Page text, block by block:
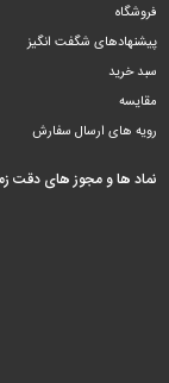
فروشگاه
پیشنهادهای شگفت انگیز
سبد خرید
مقایسه
رویه های ارسال سفارش
نماد ها و مجوز های دقت